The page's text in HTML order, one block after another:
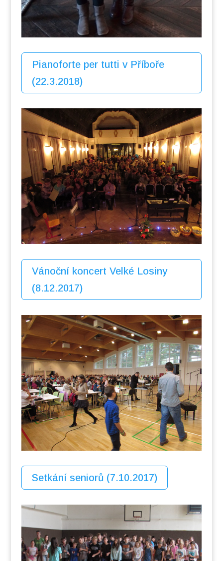
Pianoforte per tutti v Příboře
(22.3.2018)
Vánoční koncert Velké Losiny
(8.12.2017)
Setkání seniorů (7.10.2017)